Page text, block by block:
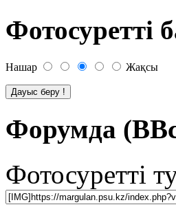
Фотосуретті
Нашар Жақсы
Форумда
Фотосуретті